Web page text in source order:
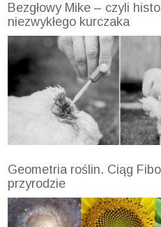
Bezgłowy Mike – czyli
niezwykłego kurczaka
Geometria roślin. Ciąg
przyrodzie